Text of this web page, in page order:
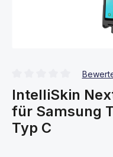
Durchschnittliche
IntelliSkin
für Samsung
Typ C